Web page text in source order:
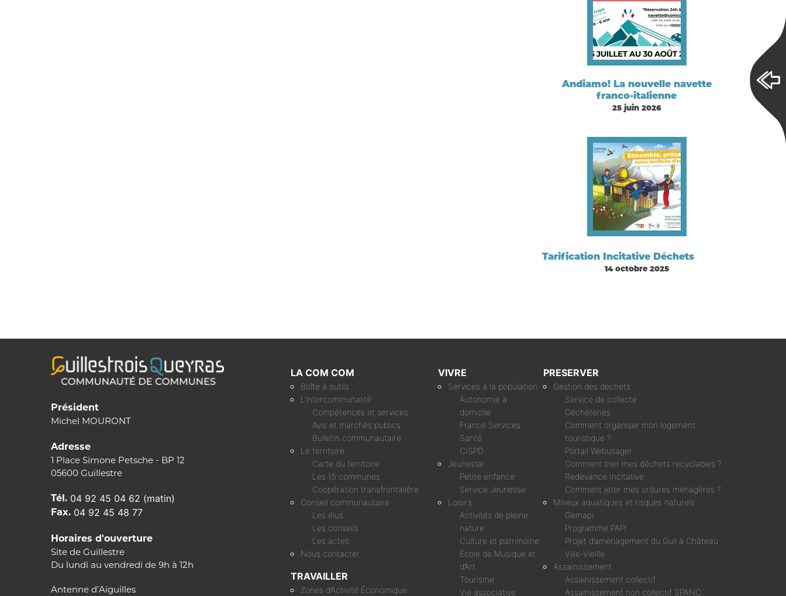
Andiamo! La nouvelle navette
franco-italienne
25 juin 2026
Tarification Incitative Déchets
14 octobre 2025
Président
Michel MOURONT
Adresse
1 Place Simone Petsche - BP 12
05600 Guillestre
Tél. 04 92 45 04 62 (matin)
Fax. 04 92 45 48 77
Horaires d'ouverture
Site de Guillestre
Du lundi au vendredi de 9h à 12h
Antenne d’Aiguilles
LA COM COM
Boîte à outils
L’intercommunalité
Compétences et services
Avis et marchés publics
Bulletin communautaire
Le territoire
Carte du territoire
Les 15 communes
Coopération transfrontalière
Conseil communautaire
Les élus
Les conseils
Les actes
Nous contacter
TRAVAILLER
Zones d’Activité Économique
VIVRE
Services à la population
Autonomie à
domicile
France Services
Santé
CISPD
Jeunesse
Petite enfance
Service Jeunesse
Loisirs
Activités de pleine
nature
Culture et patrimoine
École de Musique et
d’Art
Tourisme
Vie associative
PRESERVER
Gestion des déchets
Service de collecte
Déchèteries
Comment organiser mon logement
touristique ?
Portail Webusager
Comment trier mes déchets recyclables ?
Redevance Incitative
Comment jeter mes ordures ménagères ?
Milieux aquatiques et risques naturels
Gemapi
Programme PAPI
Projet d’aménagement du Guil à Château
Ville-Vieille
Assainissement
Assainissement collectif
Assainissement non collectif SPANC